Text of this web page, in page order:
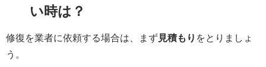
い時は？
修復を業者に依頼する場合は、まず見積もり をとりましょ
う。